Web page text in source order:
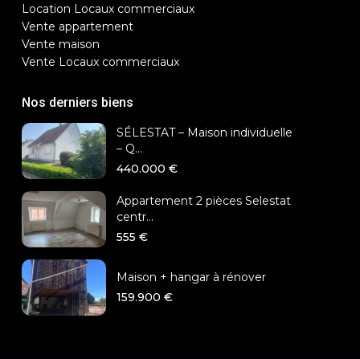
Location Locaux commerciaux
Vente appartement
Vente maison
Vente Locaux commerciaux
Nos derniers biens
SÉLESTAT – Maison individuelle
– Q...
440.000 €
Appartement 2 pièces Selestat
centr...
555 €
Maison + hangar à rénover
159.900 €